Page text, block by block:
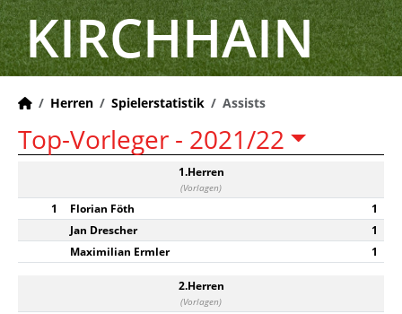
KIRCHHAIN
Herren Spielerstatistik Assists
Top-Vorleger - 2021/22
1.Herren
(Vorlagen)
1 Florian Föth
1
Jan Drescher
1
Maximilian Ermler
1
2.Herren
(Vorlagen)